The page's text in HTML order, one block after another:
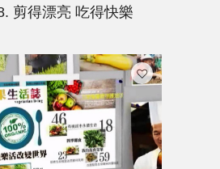
剪得漂亮 吃得快樂